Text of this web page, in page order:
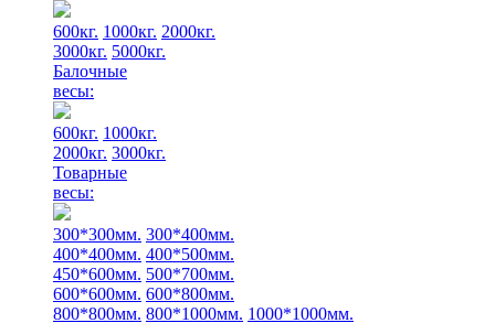
600кг. 1000кг. 2000кг.
3000кг. 5000кг.
Балочные
весы:
600кг. 1000кг.
2000кг. 3000кг.
Товарные
весы:
300*300мм. 300*400мм.
400*400мм. 400*500мм.
450*600мм. 500*700мм.
600*600мм. 600*800мм.
800*800мм. 800*1000мм. 1000*1000мм.